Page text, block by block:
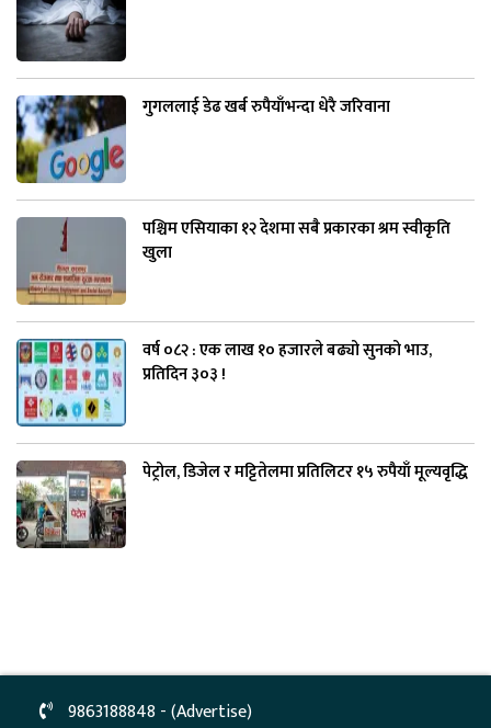
गुगललाई डेढ खर्ब रुपैयाँभन्दा धेरै जरिवाना
पश्चिम एसियाका १२ देशमा सबै प्रकारका श्रम स्वीकृति
खुला
वर्ष ०८२ : एक लाख १० हजारले बढ्यो सुनको भाउ,
प्रतिदिन ३०३ !
पेट्रोल, डिजेल र मट्टितेलमा प्रतिलिटर १५ रुपैयाँ मूल्यवृद्धि
9863188848 - (Advertise)